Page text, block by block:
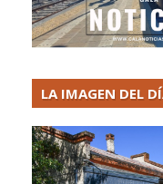
LA IMAGEN DEL